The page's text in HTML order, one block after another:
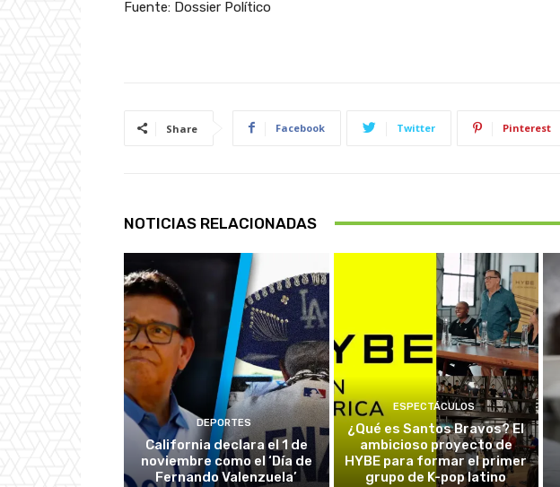
Fuente: Dossier Político
Share Facebook Twitter Pinterest
NOTICIAS RELACIONADAS
DEPORTES
California declara el 1 de
noviembre como el ‘Día de
Fernando Valenzuela’
ESPECTÁCULOS
¿Qué es Santos Bravos? El
ambicioso proyecto de
HYBE para formar el primer
grupo de K-pop latino